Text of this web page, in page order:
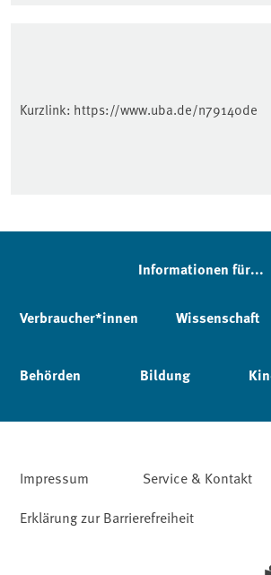
Kurzlink: https://www.uba.de/n79140de
Informationen für...
Verbraucher*innen Wissenschaft
Behörden Bildung
Impressum Service & Kontakt
Erklärung zur Barrierefreiheit